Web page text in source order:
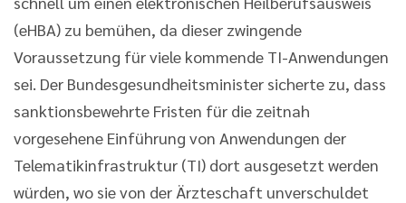
(eHBA) zu bemühen, da dieser zwingende
Voraussetzung für viele kommende TI-Anwendungen
sei. Der Bundesgesundheitsminister sicherte zu, dass
sanktionsbewehrte Fristen für die zeitnah
vorgesehene Einführung von Anwendungen der
Telematikinfrastruktur (TI) dort ausgesetzt werden
würden, wo sie von der Ärzteschaft unverschuldet